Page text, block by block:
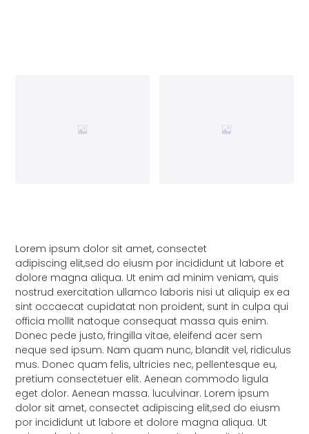
Lorem ipsum dolor sit amet, consectet
adipiscing elit,sed do eiusm por incididunt ut labore et
dolore magna aliqua. Ut enim ad minim veniam, quis
nostrud exercitation ullamco laboris nisi ut aliquip ex ea
sint occaecat cupidatat non proident, sunt in culpa qui
officia mollit natoque consequat massa quis enim.
Donec pede justo, fringilla vitae, eleifend acer sem
neque sed ipsum. Nam quam nunc, blandit vel, ridiculus
mus. Donec quam felis, ultricies nec, pellentesque eu,
pretium consectetuer elit. Aenean commodo ligula
eget dolor. Aenean massa. luculvinar. Lorem ipsum
dolor sit amet, consectet adipiscing elit,sed do eiusm
por incididunt ut labore et dolore magna aliqua. Ut